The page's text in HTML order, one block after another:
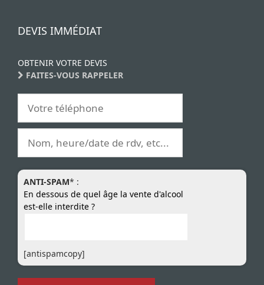
DEVIS IMMÉDIAT
OBTENIR VOTRE DEVIS
FAITES-VOUS RAPPELER
ANTI-SPAM* :
En dessous de quel âge la vente d'alcool
est-elle interdite ?
[antispamcopy]